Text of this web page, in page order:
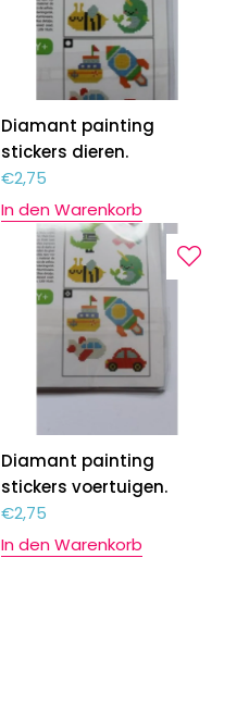
Diamant painting
stickers dieren.
€2,75
In den Warenkorb
Diamant painting
stickers voertuigen.
€2,75
In den Warenkorb